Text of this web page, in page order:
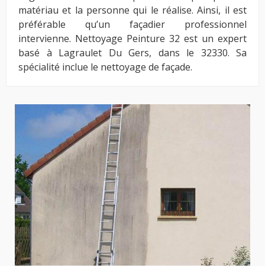
matériau et la personne qui le réalise. Ainsi, il est
préférable qu’un façadier professionnel
intervienne. Nettoyage Peinture 32 est un expert
basé à Lagraulet Du Gers, dans le 32330. Sa
spécialité inclue le nettoyage de façade.